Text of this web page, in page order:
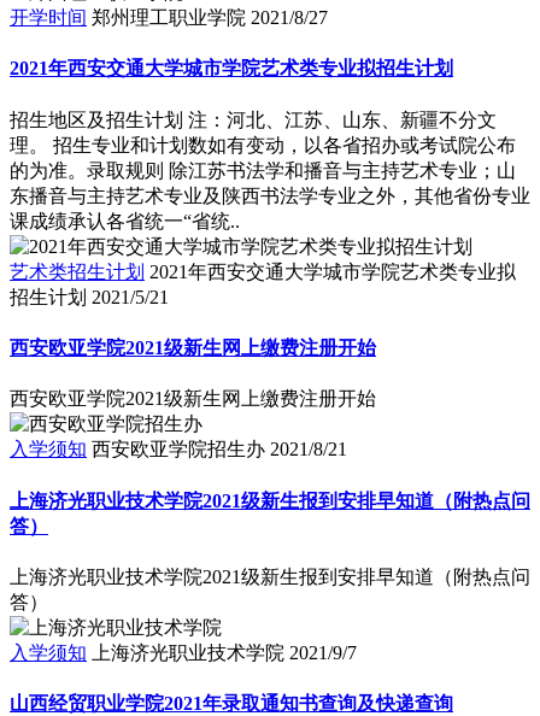
开学时间 郑州理工职业学院 2021/8/27
2021年西安交通大学城市学院艺术类专业拟招生计划
招生地区及招生计划 注：河北、江苏、山东、新疆不分文
理。 招生专业和计划数如有变动，以各省招办或考试院公布
的为准。录取规则 除江苏书法学和播音与主持艺术专业；山
东播音与主持艺术专业及陕西书法学专业之外，其他省份专业
课成绩承认各省统一“省统..
艺术类招生计划 2021年西安交通大学城市学院艺术类专业拟
招生计划 2021/5/21
西安欧亚学院2021级新生网上缴费注册开始
西安欧亚学院2021级新生网上缴费注册开始
入学须知 西安欧亚学院招生办 2021/8/21
上海济光职业技术学院2021级新生报到安排早知道（附热点问
答）
上海济光职业技术学院2021级新生报到安排早知道（附热点问
答）
入学须知 上海济光职业技术学院 2021/9/7
山西经贸职业学院2021年录取通知书查询及快递查询